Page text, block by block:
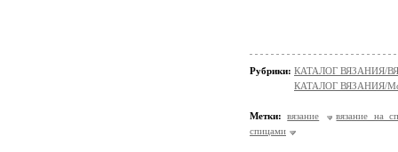
Рубрики: КАТАЛОГ ВЯЗАНИЯ/
КАТАЛОГ ВЯЗАНИЯ/
Метки: вязание
вязание на
спицами